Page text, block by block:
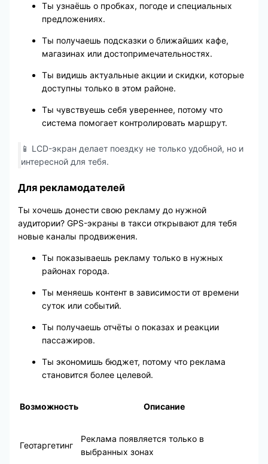
Ты узнаёшь о пробках, погоде и специальных
предложениях.
Ты получаешь подсказки о ближайших кафе,
магазинах или достопримечательностях.
Ты видишь актуальные акции и скидки, которые
доступны только в этом районе.
Ты чувствуешь себя увереннее, потому что
система помогает контролировать маршрут.
📱 LCD-экран делает поездку не только удобной, но и
интересной для тебя.
Для рекламодателей
Ты хочешь донести свою рекламу до нужной
аудитории? GPS-экраны в такси открывают для тебя
новые каналы продвижения.
Ты показываешь рекламу только в нужных
районах города.
Ты меняешь контент в зависимости от времени
суток или событий.
Ты получаешь отчёты о показах и реакции
пассажиров.
Ты экономишь бюджет, потому что реклама
становится более целевой.
Возможность Описание
Геотаргетинг
Реклама появляется только в
выбранных зонах